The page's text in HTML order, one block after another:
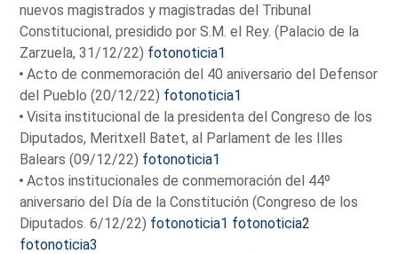
nuevos magistrados y magistradas del Tribunal
Constitucional, presidido por S.M. el Rey. (Palacio de la
Zarzuela, 31/12/22) fotonoticia1
Acto de conmemoración del 40 aniversario del Defensor
del Pueblo (20/12/22) fotonoticia1
Visita institucional de la presidenta del Congreso de los
Diputados, Meritxell Batet, al Parlament de les Illes
Balears (09/12/22) fotonoticia1
Actos institucionales de conmemoración del 44º
aniversario del Día de la Constitución (Congreso de los
Diputados. 6/12/22) fotonoticia1 fotonoticia2
fotonoticia3